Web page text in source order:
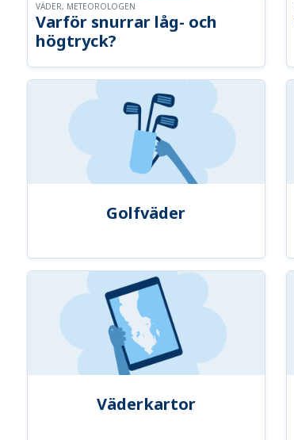
Varför snurrar låg- och
högtryck?
VÄDER, METEOROLOGEN
Golfväder
Väderkartor